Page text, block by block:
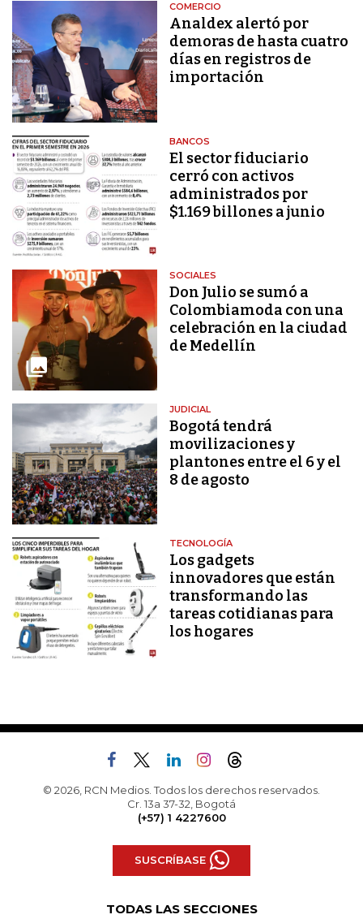
COMERCIO
Analdex alertó por
demoras de hasta cuatro
días en registros de
importación
BANCOS
El sector fiduciario
cerró con activos
administrados por
$1.169 billones a junio
SOCIALES
Don Julio se sumó a
Colombiamoda con una
celebración en la ciudad
de Medellín
JUDICIAL
Bogotá tendrá
movilizaciones y
plantones entre el 6 y el
8 de agosto
TECNOLOGÍA
Los gadgets
innovadores que están
transformando las
tareas cotidianas para
los hogares
© 2026, RCN Medios. Todos los derechos reservados.
Cr. 13a 37-32, Bogotá
(+57) 1 4227600
SUSCRÍBASE
TODAS LAS SECCIONES